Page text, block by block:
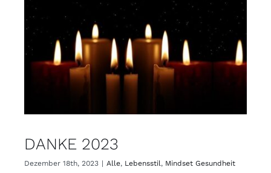
DANKE 2023
Dezember 18th, 2023 | Alle, Lebensstil , Mindset Gesundheit